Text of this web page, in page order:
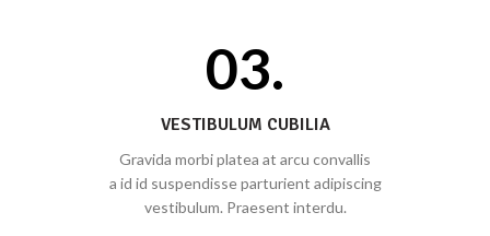
03.
VESTIBULUM CUBILIA
Gravida morbi platea at arcu convallis
a id id suspendisse parturient adipiscing
vestibulum. Praesent interdu.